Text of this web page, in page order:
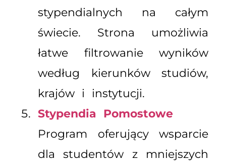
stypendialnych na całym
świecie. Strona umożliwia
łatwe filtrowanie wyników
według kierunków studiów,
krajów i instytucji.
Stypendia Pomostowe
Program oferujący wsparcie
dla studentów z mniejszych